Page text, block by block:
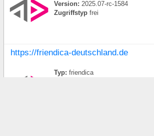
Version: 2025.07-rc-1584
Zugriffstyp frei
https://friendica-deutschland.de
Typ: friendica